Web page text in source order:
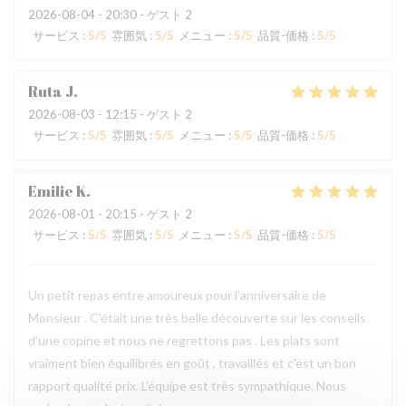
2026-08-04 - 20:30 - ゲスト 2
サービス : 5/5 雰囲気 : 5/5 メニュー : 5/5 品質-価格 : 5/5
Ruta J
2026-08-03 - 12:15 - ゲスト 2
サービス : 5/5 雰囲気 : 5/5 メニュー : 5/5 品質-価格 : 5/5
EmilieK
2026-08-01 - 20:15 - ゲスト 2
サービス : 5/5 雰囲気 : 5/5 メニュー : 5/5 品質-価格 : 5/5
Un petit repas entre amoureux pour l'anniversaire de
Monsieur . C'était une très belle découverte sur les conseils
d'une copine et nous ne regrettons pas . Les plats sont
vraiment bien équilibrés en goût , travaillés et c'est un bon
rapport qualité prix. L'équipe est très sympathique. Nous